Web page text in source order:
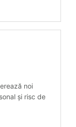
noi
și risc de